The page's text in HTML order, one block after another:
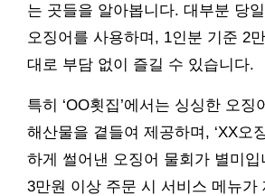
는 곳들을 알아봅니다. 대부분 당
오징어를 사용하며, 1인분 기준 2
대로 부담 없이 즐길 수 있습니다.
특히 ‘OO횟집’에서는 싱싱한 오징
해산물을 곁들여 제공하며, ‘XX오
하게 썰어낸 오징어 물회가 별미
3만원 이상 주문 시 서비스 메뉴가